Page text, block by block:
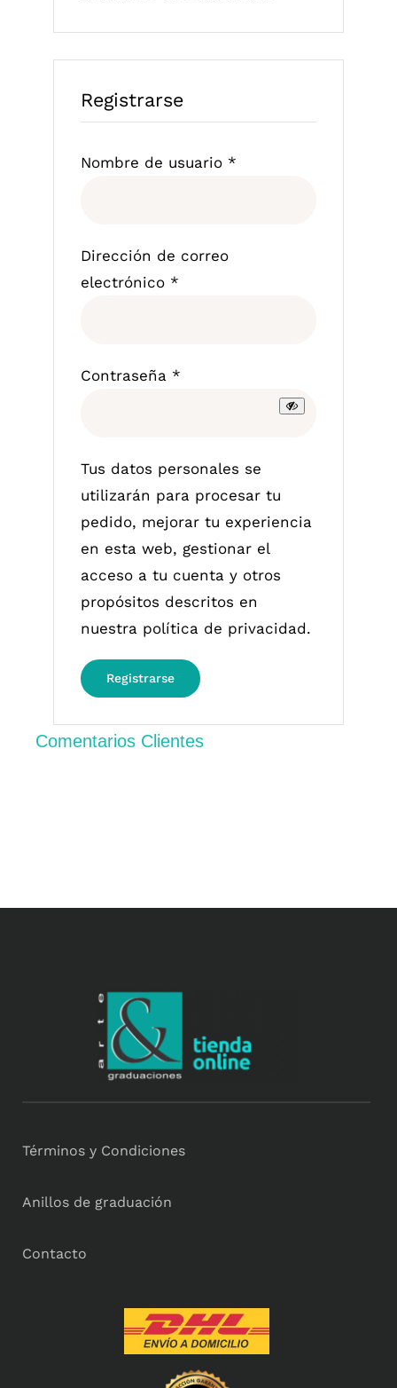
Registrarse
Nombre de usuario *
Dirección de correo
electrónico *
Contraseña *
Tus datos personales se
utilizarán para procesar tu
pedido, mejorar tu experiencia
en esta web, gestionar el
acceso a tu cuenta y otros
propósitos descritos en
nuestra política de privacidad.
Registrarse
Comentarios Clientes
Términos y Condiciones
Anillos de graduación
Contacto